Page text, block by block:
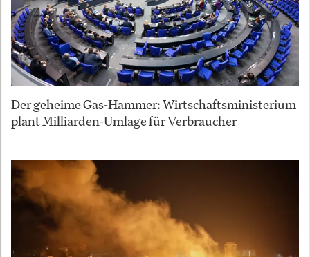
Der geheime Gas-Hammer: Wirtschaftsministerium
plant Milliarden-Umlage für Verbraucher